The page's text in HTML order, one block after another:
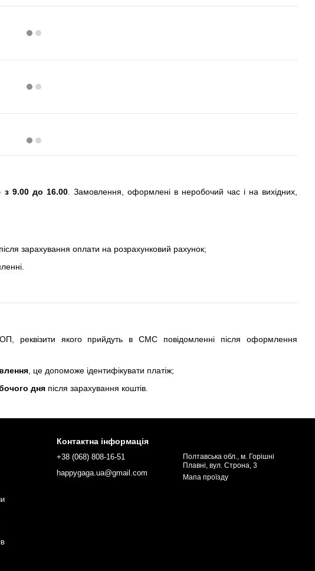
з 9.00 до 16.00. Замовлення, оформлені в неробочий час і на вихідних,
після зарахування оплати на розрахунковий рахунок;
реквізити якого прийдуть в СМС повідомленні після оформлення
, це допоможе ідентифікувати платіж;
дня після зарахування коштів.
Контактна інформація
+38 (068) 808-16-51
happygaga.ua@gmail.com
Полтавська обл., м. Горішні
Плавні, вул. Строна, 3
Мапа проїзду